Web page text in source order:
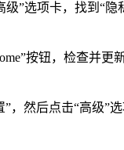
”选项卡，找到“隐
按钮，检查并更
，然后点击“高级”选